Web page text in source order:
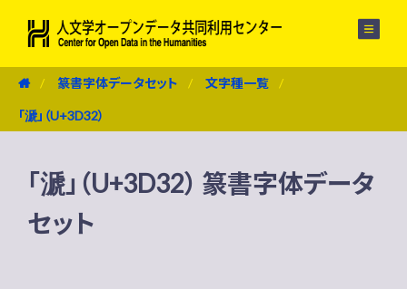
篆書字体データセット 文字種一覧
「㴲」（U+3D32）
「㴲」（U+3D32） 篆書字体データ
セット